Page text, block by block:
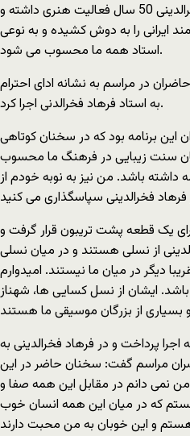
شهرام ناظری عنوان کرد: استاد فخرالدینی 50 سال فعالیت هنری داشته و
ایرانی را به دوش کشیده و به نوعی
استاد همه ما محسوب می شود.
در مراسم به نشانه ادای احترام
به استاد فرهاد فخرالدنی اجرا کرد.
این برنامه بود که در سخنان کوتاهی
سنت زیبایی در فرهنگ ما محسوب
داشته باشد. من نیز به نوبه خودم از
یک قطعه پشت تریبون قرار گرفت و
از نسلی هستند و در میان نسلی
دیگر در میان ما نیستند. امیدوارم
باشد. ایشان از نسل کسایی ها، شهناز
پرداخت و در فرهاد فخرالدینی به
مراسم گفت: سخنان حاضر در این
نمی دانم در مقابل این همه صفا و
که در میان این همه انسان خوب